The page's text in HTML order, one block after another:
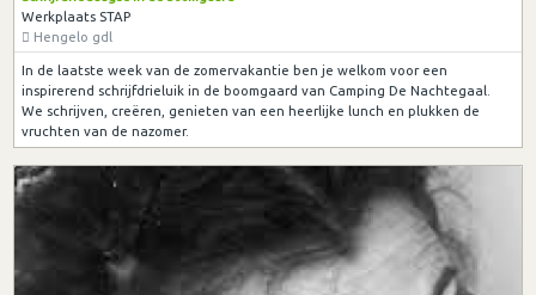
Werkplaats STAP
Hengelo gdl
In de laatste week van de zomervakantie ben je welkom voor een
inspirerend schrijfdrieluik in de boomgaard van Camping De Nachtegaal.
We schrijven, creëren, genieten van een heerlijke lunch en plukken de
vruchten van de nazomer.